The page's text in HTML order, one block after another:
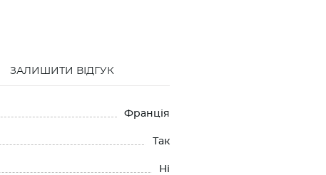
ЗАЛИШИТИ ВІДГУК
Франція
Так
Нi